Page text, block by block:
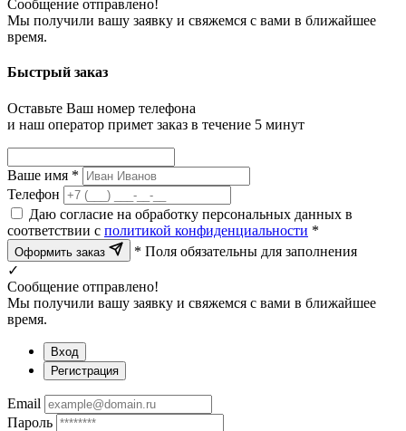
Сообщение отправлено!
Мы получили вашу заявку и свяжемся с вами в ближайшее
время.
Быстрый заказ
Оставьте Ваш номер телефона
и наш оператор примет заказ в течение 5 минут
Ваше имя *
Телефон
Даю согласие на обработку персональных данных в
соответствии с политикой конфиденциальности *
Оформить заказ
* Поля обязательны для заполнения
✓
Сообщение отправлено!
Мы получили вашу заявку и свяжемся с вами в ближайшее
время.
Вход
Регистрация
Email
Пароль